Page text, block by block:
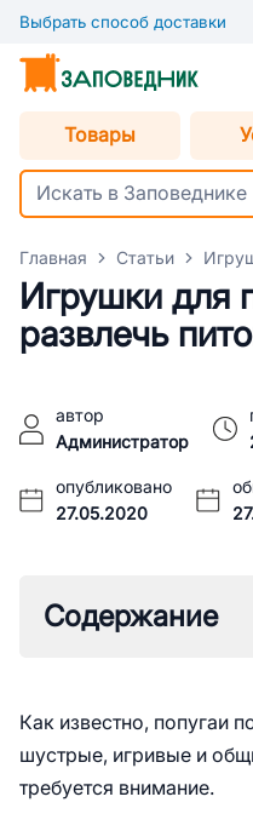
Выбрать способ доставки
Товары
Главная Статьи
Игрушки для
развлечь
автор
Администратор
опубликовано
27.05.2020
Содержание
Как известно, попугаи
шустрые, игривые и
требуется внимание.